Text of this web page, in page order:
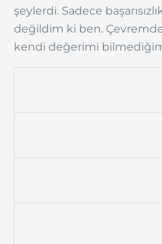
şeylerdi. Sadece
değildim ki ben.
kendi değerimi